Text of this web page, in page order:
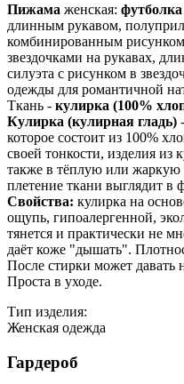
Пижама женская: футболка
длинным рукавом,
комбинированным
звездочками на рукавах,
силуэта с рисунком в
одежды для романтичной
Ткань - кулирка (100%
Кулирка (кулирная гладь)
которое состоит из 100%
своей тонкости, изделия из
также в тёплую или
плетение ткани выглядит в
Свойства: кулирка на
ощупь, гипоалергенной,
тянется и практически не
даёт коже "дышать".
После стирки может давать
Проста в уходе.
Тип изделия:
Женская одежда
Гардероб